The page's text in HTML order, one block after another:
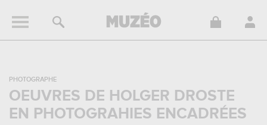
PHOTOGRAPHE
OEUVRES DE HOLGER DROSTE
EN PHOTOGRAHIES ENCADRÉES